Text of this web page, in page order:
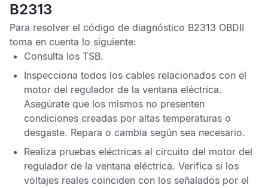
B2313
Para resolver el código de diagnóstico B2313 OBDII
toma en cuenta lo siguiente:
Consulta los TSB.
Inspecciona todos los cables relacionados con el
motor del regulador de la ventana eléctrica.
Asegúrate que los mismos no presenten
condiciones creadas por altas temperaturas o
desgaste. Repara o cambia según sea necesario.
Realiza pruebas eléctricas al circuito del motor del
regulador de la ventana eléctrica. Verifica si los
voltajes reales coinciden con los señalados por el